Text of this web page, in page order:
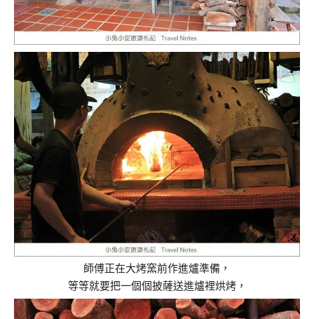
師傅正在大烤窯前作進爐準備，
等等就要把一個個披薩送進爐裡烘烤，